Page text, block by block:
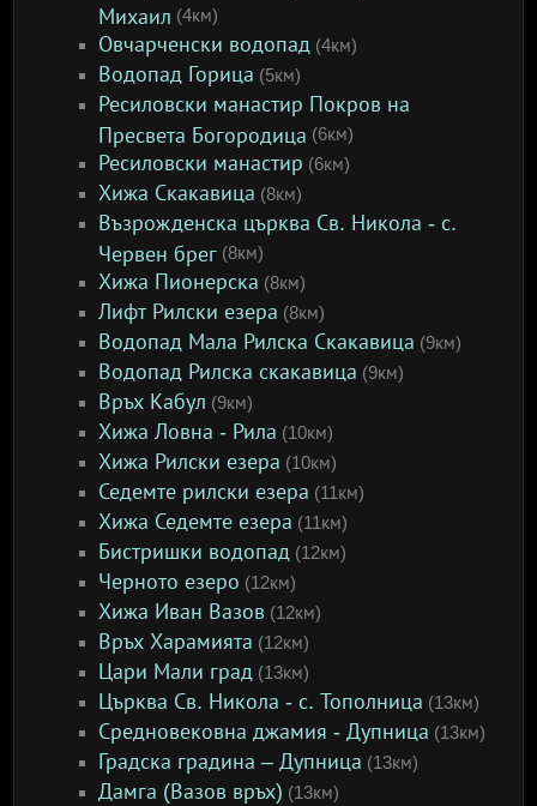
Михаил (4км)
Овчарченски водопад (4км)
Водопад Горица (5км)
Ресиловски манастир Покров на
Пресвета Богородица (6км)
Ресиловски манастир (6км)
Хижа Скакавица (8км)
Възрожденска църква Св. Никола - с.
Червен брег (8км)
Хижа Пионерска (8км)
Лифт Рилски езера (8км)
Водопад Мала Рилска Скакавица (9км)
Водопад Рилска скакавица (9км)
Връх Кабул (9км)
Хижа Ловна - Рила (10км)
Хижа Рилски езера (10км)
Седемте рилски езера (11км)
Хижа Седемте езера (11км)
Бистришки водопад (12км)
Черното езеро (12км)
Хижа Иван Вазов (12км)
Връх Харамията (12км)
Цари Мали град (13км)
Църква Св. Никола - с. Тополница (13км)
Средновековна джамия - Дупница (13км)
Градска градина – Дупница (13км)
Дамга (Вазов връх) (13км)